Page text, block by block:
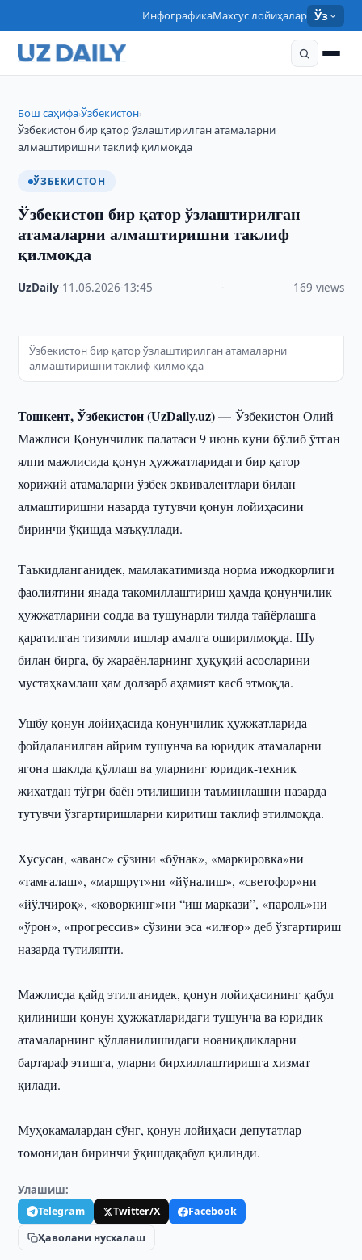
ИнфографикаМахсус лойиҳалар Ўз
Бош саҳифа›Ўзбекистон›
Ўзбекистон бир қатор ўзлаштирилган атамаларни
алмаштиришни таклиф қилмоқда
ЎЗБЕКИСТОН
Ўзбекистон бир қатор ўзлаштирилган
атамаларни алмаштиришни таклиф
қилмоқда
UzDaily 11.06.2026 13:45 169 views
Ўзбекистон бир қатор ўзлаштирилган атамаларни
алмаштиришни таклиф қилмоқда
Тошкент, Ўзбекистон (UzDaily.uz) —Ўзбекистон Олий
Мажлиси Қонунчилик палатаси 9 июнь куни бўлиб ўтган
ялпи мажлисида қонун ҳужжатларидаги бир қатор
хорижий атамаларни ўзбек эквивалентлари билан
алмаштиришни назарда тутувчи қонун лойиҳасини
биринчи ўқишда маъқуллади.
Таъкидланганидек, мамлакатимизда норма ижодкорлиги
фаолиятини янада такомиллаштириш ҳамда қонунчилик
ҳужжатларини содда ва тушунарли тилда тайёрлашга
қаратилган тизимли ишлар амалга оширилмоқда. Шу
билан бирга, бу жараёнларнинг ҳуқуқий асосларини
мустаҳкамлаш ҳам долзарб аҳамият касб этмоқда.
Ушбу қонун лойиҳасида қонунчилик ҳужжатларида
фойдаланилган айрим тушунча ва юридик атамаларни
ягона шаклда қўллаш ва уларнинг юридик-техник
жиҳатдан тўғри баён этилишини таъминлашни назарда
тутувчи ўзгартиришларни киритиш таклиф этилмоқда.
Хусусан, «аванс» сўзини «бўнак», «маркировка»ни
«тамғалаш», «маршрут»ни «йўналиш», «светофор»ни
«йўлчироқ», «коворкинг»ни “иш маркази”, «пароль»ни
«ўрон», «прогрессив» сўзини эса «илғор» деб ўзгартириш
назарда тутиляпти.
Мажлисда қайд этилганидек, қонун лойиҳасининг қабул
қилиниши қонун ҳужжатларидаги тушунча ва юридик
атамаларнинг қўлланилишидаги ноаниқликларни
бартараф этишга, уларни бирхиллаштиришга хизмат
қилади.
Муҳокамалардан сўнг, қонун лойиҳаси депутатлар
томонидан биринчи ўқишдақабул қилинди.
Улашиш:
Telegram Twitter/X
Facebook
Ҳаволани нусхалаш